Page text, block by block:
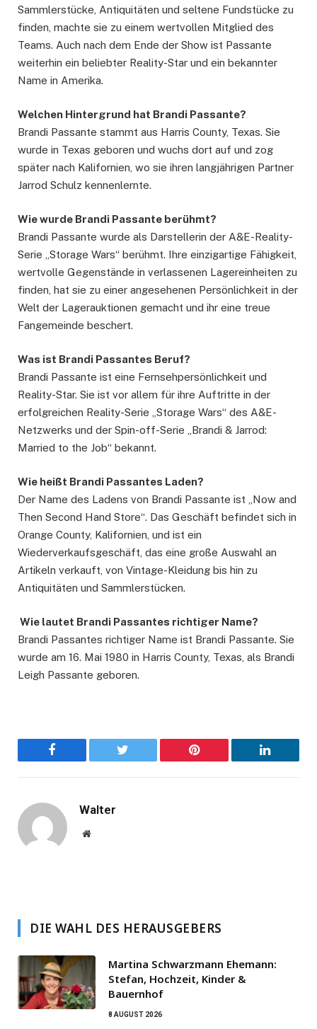
Sammlerstücke, Antiquitäten und seltene Fundstücke zu
finden, machte sie zu einem wertvollen Mitglied des
Teams. Auch nach dem Ende der Show ist Passante
weiterhin ein beliebter Reality-Star und ein bekannter
Name in Amerika.
Welchen Hintergrund hat Brandi Passante?
Brandi Passante stammt aus Harris County, Texas. Sie
wurde in Texas geboren und wuchs dort auf und zog
später nach Kalifornien, wo sie ihren langjährigen Partner
Jarrod Schulz kennenlernte.
Wie wurde Brandi Passante berühmt?
Brandi Passante wurde als Darstellerin der A&E-Reality-
Serie „Storage Wars“ berühmt. Ihre einzigartige Fähigkeit,
wertvolle Gegenstände in verlassenen Lagereinheiten zu
finden, hat sie zu einer angesehenen Persönlichkeit in der
Welt der Lagerauktionen gemacht und ihr eine treue
Fangemeinde beschert.
Was ist Brandi Passantes Beruf?
Brandi Passante ist eine Fernsehpersönlichkeit und
Reality-Star. Sie ist vor allem für ihre Auftritte in der
erfolgreichen Reality-Serie „Storage Wars“ des A&E-
Netzwerks und der Spin-off-Serie „Brandi & Jarrod:
Married to the Job“ bekannt.
Wie heißt Brandi Passantes Laden?
Der Name des Ladens von Brandi Passante ist „Now and
Then Second Hand Store“. Das Geschäft befindet sich in
Orange County, Kalifornien, und ist ein
Wiederverkaufsgeschäft, das eine große Auswahl an
Artikeln verkauft, von Vintage-Kleidung bis hin zu
Antiquitäten und Sammlerstücken.
Wie lautet Brandi Passantes richtiger Name?
Brandi Passantes richtiger Name ist Brandi Passante. Sie
wurde am 16. Mai 1980 in Harris County, Texas, als Brandi
Leigh Passante geboren.
Facebook Twitter Pinterest LinkedIn
Walter
Website
DIE WAHL DES HERAUSGEBERS
Martina Schwarzmann Ehemann:
Stefan, Hochzeit, Kinder &
Bauernhof
8 AUGUST 2026